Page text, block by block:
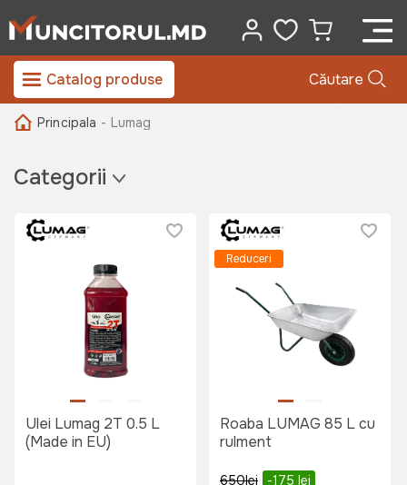
Catalog produse Căutare
Principala - Lumag
Categorii
Ulei Lumag 2T 0.5 L
(Made in EU)
Reduceri
Roaba LUMAG 85 L cu
rulment
650lei -175 lei